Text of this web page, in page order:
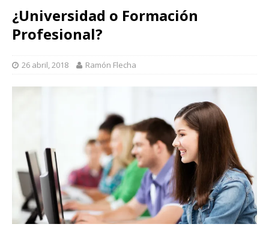
¿Universidad o Formación
Profesional?
26 abril, 2018 Ramón Flecha